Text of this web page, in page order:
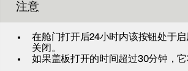
注意
在舱门打开后24小时内该按钮处于
关闭。
如果盖板打开的时间超过30分钟，它